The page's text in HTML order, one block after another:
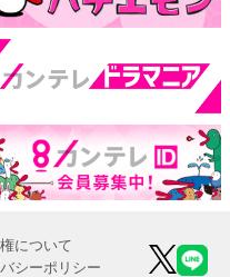
について
シーポリシー